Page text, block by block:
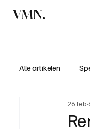
VMN.
Alle artikelen
Standen &26 feb